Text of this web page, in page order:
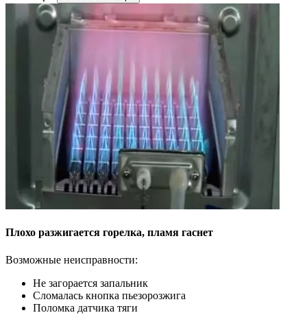
Плохо разжигается горелка, пламя гаснет
Возможные неисправности:
Не загорается запальник
Сломалась кнопка пьезорозжига
Поломка датчика тяги